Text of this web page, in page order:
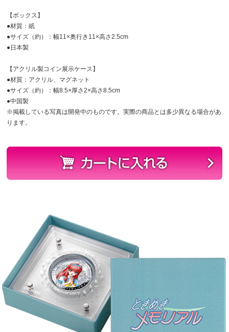
【ボックス】
●材質：紙
●サイズ（約）：幅11×奥行き11×高さ2.5cm
●日本製
【アクリル製コイン展示ケース】
●材質：アクリル、マグネット
●サイズ（約）：幅8.5×厚さ2×高さ8.5cm
●中国製
※掲載している写真は開発中のものです。実際の商品とは多少異なる場合があ
ります。